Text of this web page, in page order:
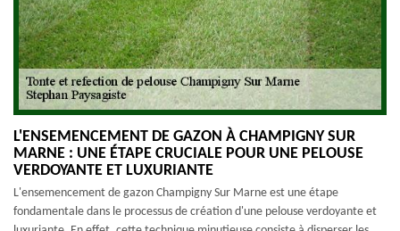
L'ENSEMENCEMENT DE GAZON À CHAMPIGNY SUR
MARNE : UNE ÉTAPE CRUCIALE POUR UNE PELOUSE
VERDOYANTE ET LUXURIANTE
L'ensemencement de gazon Champigny Sur Marne est une étape
fondamentale dans le processus de création d'une pelouse verdoyante et